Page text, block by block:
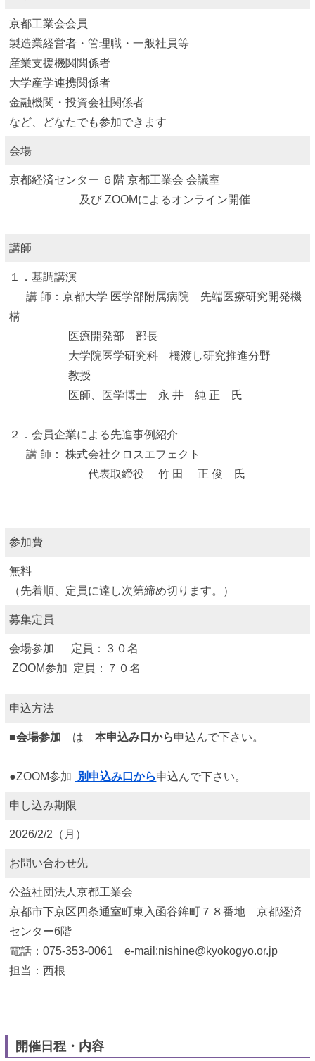
京都工業会会員
製造業経営者・管理職・一般社員等
産業支援機関関係者
大学産学連携関係者
金融機関・投資会社関係者
など、どなたでも参加できます
会場
京都経済センター ６階 京都工業会 会議室
及び ZOOMによるオンライン開催
講師
１．基調講演
講 師：京都大学 医学部附属病院 先端医療研究開発機
構
医療開発部 部長
大学院医学研究科 橋渡し研究推進分野
教授
医師、医学博士 永 井 純 正 氏
２．会員企業による先進事例紹介
講 師： 株式会社クロスエフェクト
代表取締役 竹 田 正 俊 氏
参加費
無料
（先着順、定員に達し次第締め切ります。）
募集定員
会場参加 定員：３０名
ZOOM参加 定員：７０名
申込方法
■会場参加 は本申込み口から申込んで下さい。
●ZOOM参加 別申込み口から申込んで下さい。
申し込み期限
2026/2/2（月）
お問い合わせ先
公益社団法人京都工業会
京都市下京区四条通室町東入函谷鉾町７８番地 京都経済
センター6階
電話：075-353-0061 e-mail:nishine@kyokogyo.or.jp
担当：西根
開催日程・内容